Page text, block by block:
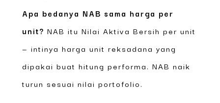
Apa bedanya NAB sama harga per
unit? NAB itu Nilai Aktiva Bersih per unit
— intinya harga unit reksadana yang
dipakai buat hitung performa. NAB naik
turun sesuai nilai portofolio.